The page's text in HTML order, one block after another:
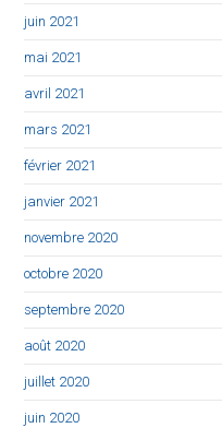
juin 2021
mai 2021
avril 2021
mars 2021
février 2021
janvier 2021
novembre 2020
octobre 2020
septembre 2020
août 2020
juillet 2020
juin 2020